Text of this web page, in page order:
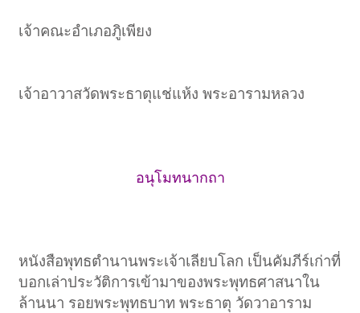
เจ้าคณะอำเภอภูิเพียง
เจ้าอาวาสวัดพระธาตุแช่แห้ง พระอารามหลวง​
อนุโมทนากถา
หนังสือพุทธตำนานพระเจ้าเลียบโลก เป็นคัมภีร์เก่าที่
บอกเล่าประวัติการเข้ามาของพระพุทธศาสนาใน
ล้านนา รอยพระพุทธบาท พระธาตุ วัดวาอาราม